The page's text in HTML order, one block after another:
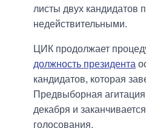
листы двух кандидатов
недействительными.
ЦИК продолжает
должность президента
кандидатов, которая
Предвыборная
декабря и
голосования.